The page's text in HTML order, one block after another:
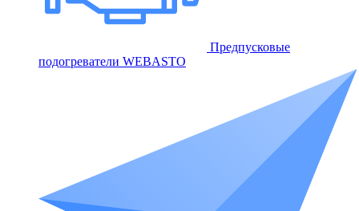
Предпусковые
подогреватели WEBASTO